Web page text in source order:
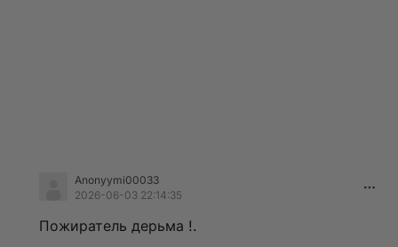
Anonyymi00033
2026-06-03 22:14:35
Пожиратель дерьма !.